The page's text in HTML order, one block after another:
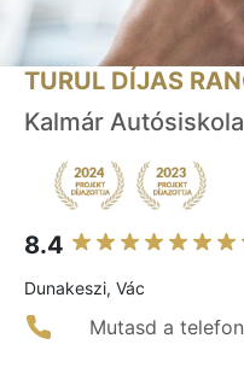
TURUL DÍJAS
Kalmár Autósiskola
8.4
Dunakeszi, Vác
Mutasd a